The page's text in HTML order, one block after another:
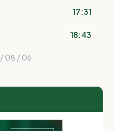
17:31
18:43
08 / 06